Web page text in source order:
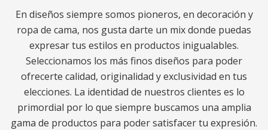
En diseños siempre somos pioneros, en decoración y
ropa de cama, nos gusta darte un mix donde puedas
expresar tus estilos en productos inigualables.
Seleccionamos los más finos diseños para poder
ofrecerte calidad, originalidad y exclusividad en tus
elecciones. La identidad de nuestros clientes es lo
primordial por lo que siempre buscamos una amplia
gama de productos para poder satisfacer tu expresión.